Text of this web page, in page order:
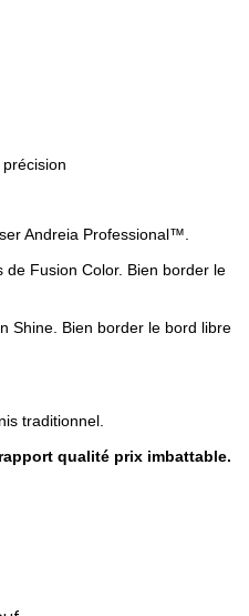
Andreia Professional™.
de Fusion Color. Bien border le
Shine. Bien border le bord libre
traditionnel.
qualité prix imbattable.